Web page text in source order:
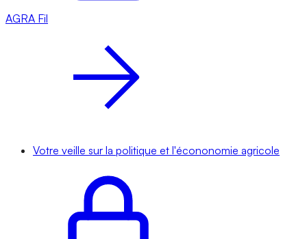
AGRA Fil
Votre veille sur la politique et l'écononomie agricole